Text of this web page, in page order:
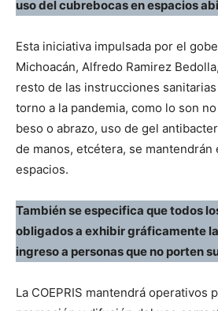
uso del cubrebocas en espacios
Esta iniciativa impulsada por el
Michoacán, Alfredo Ramirez
resto de las instrucciones
torno a la pandemia, como lo son
beso o abrazo, uso de gel
de manos, etcétera, se mantendrán
espacios.
También se especifica que todos
obligados a exhibir gráficamente
ingreso a personas que no porten
La COEPRIS mantendrá operativos